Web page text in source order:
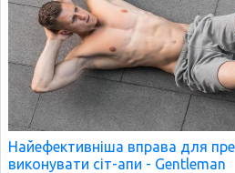
Найефективніша вправа для
виконувати сіт-апи - Gentleman